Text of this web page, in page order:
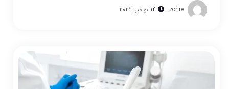
zohre 14 نوامبر 2023